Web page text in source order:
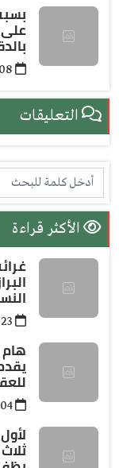
التعليقات
الأكثر قراءة
هام